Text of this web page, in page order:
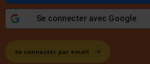
Se connecter avec Google
Se connecter par email